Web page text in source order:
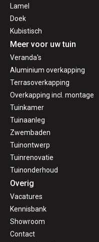
Lamel
Doek
Kubistisch
Meer voor uw tuin
Veranda's
Aluminium overkapping
Terrasoverkapping
Overkapping incl. montage
Tuinkamer
Tuinaanleg
Zwembaden
Tuinontwerp
Tuinrenovatie
Tuinonderhoud
Overig
Vacatures
Kennisbank
Showroom
Contact